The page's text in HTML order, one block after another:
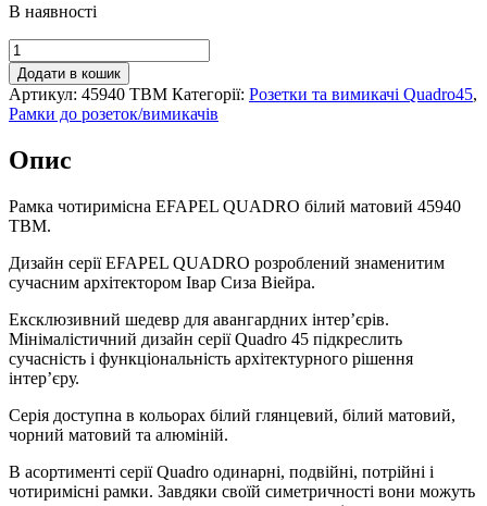
В наявності
Рамка
чотиримісна
EFAPEL
QUADRO
білий
45940
кількість
Додати в кошик
Артикул: 45940 TBM Категорії: Розетки та вимикачі Quadro45,
Рамки до розеток/вимикачів
Опис
Рамка чотиримісна EFAPEL QUADRO білий матовий 45940
TBM.
Дизайн серії EFAPEL QUADRO розроблений знаменитим
сучасним архітектором Івар Сиза Віейра.
Ексклюзивний шедевр для авангардних інтер’єрів.
Мінімалістичний дизайн серії Quadro 45 підкреслить
сучасність і функціональність архітектурного рішення
інтер’єру.
Серія доступна в кольорах білий глянцевий, білий матовий,
чорний матовий та алюміній.
В асортименті серії Quadro одинарні, подвійні, потрійні і
чотиримісні рамки. Завдяки своїй симетричності вони можуть